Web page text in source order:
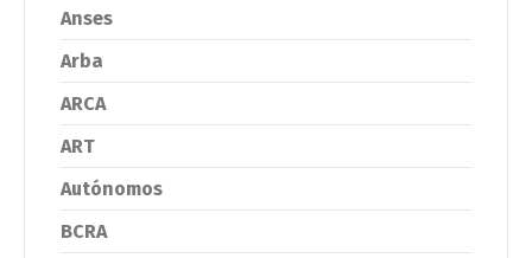
Anses
Arba
ARCA
ART
Autónomos
BCRA